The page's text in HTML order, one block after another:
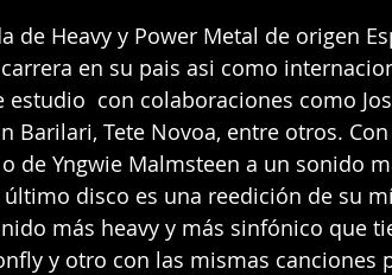
de Heavy y Power Metal de origen
en su pais asi como
con colaboraciones como
Barilari, Tete Novoa, entre otros.
de Yngwie Malmsteen a un sonido
disco es una reedición de su
más heavy y más sinfónico que
y otro con las mismas canciones